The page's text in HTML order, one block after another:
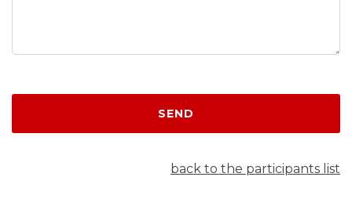
SEND
back to the participants list